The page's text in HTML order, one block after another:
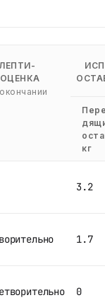
кг
3.2
1.7
0